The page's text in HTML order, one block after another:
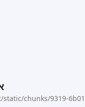
chunks/9319-